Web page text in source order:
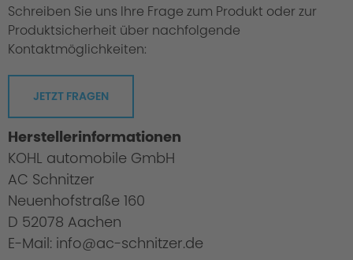
Schreiben Sie uns Ihre Frage zum Produkt oder zur
Produktsicherheit über nachfolgende
Kontaktmöglichkeiten:
JETZT FRAGEN
Herstellerinformationen
KOHL automobile GmbH
AC Schnitzer
Neuenhofstraße 160
D 52078 Aachen
E-Mail: info@ac-schnitzer.de